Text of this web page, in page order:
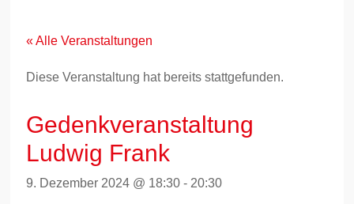
springen« Alle Veranstaltungen
Diese Veranstaltung hat bereits stattgefunden.
Gedenkveranstaltung
Ludwig Frank
9. Dezember 2024 @ 18:30 - 20:30